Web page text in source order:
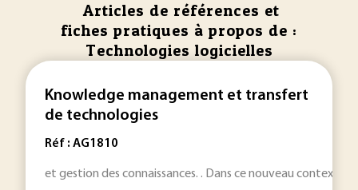
Articles de références et
fiches pratiques à propos de :
Technologies logicielles
Knowledge management et transfert
de technologies
Réf : AG1810
et gestion des connaissances. . Dans ce nouveau contexte